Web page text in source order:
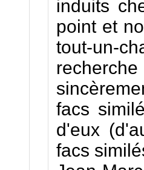
induits
point et
tout-un-
facs
d'eux
facs